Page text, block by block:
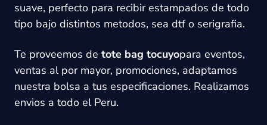
suave, perfecto para recibir estampados de todo
tipo bajo distintos metodos, sea dtf o serigrafia.
Te proveemos de tote bag tocuyopara eventos,
ventas al por mayor, promociones, adaptamos
nuestra bolsa a tus especificaciones. Realizamos
envios a todo el Peru.